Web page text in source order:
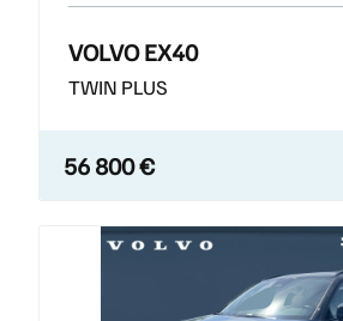
VOLVO EX40
TWIN PLUS
56 800 €